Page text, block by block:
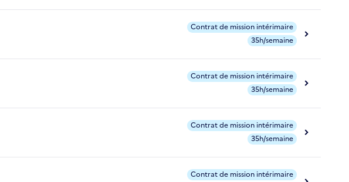
Contrat de mission intérimaire
35h/semaine
Contrat de mission intérimaire
35h/semaine
Contrat de mission intérimaire
35h/semaine
Contrat de mission intérimaire